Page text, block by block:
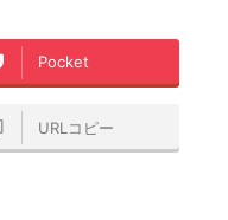
Pocket
URLコピー